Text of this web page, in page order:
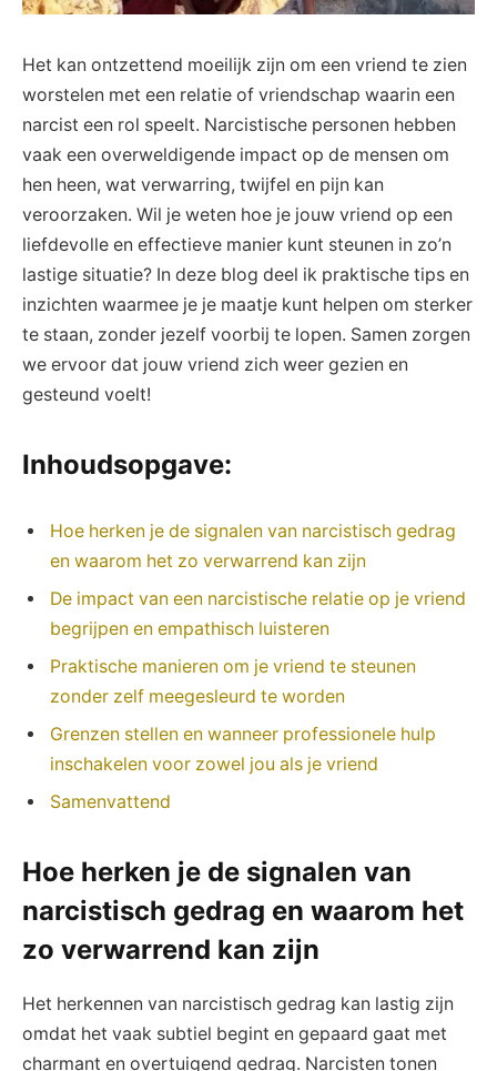
Het kan ontzettend moeilijk zijn om een vriend te zien
worstelen​ met een⁣ relatie of vriendschap waarin ⁤een
narcist een rol speelt. Narcistische personen ⁤hebben
⁢vaak een ‍overweldigende impact op de mensen​ om
hen heen, ⁣wat verwarring, twijfel en ‌pijn kan
veroorzaken.‌ Wil je weten hoe ⁤je jouw ⁢vriend⁤ op ⁣een
liefdevolle en⁢ effectieve manier kunt steunen in zo’n
lastige situatie? In ⁤deze blog ⁢deel ik⁤ praktische tips en
inzichten waarmee je⁢ je maatje ‍kunt helpen om ​sterker
⁤te‍ staan, zonder jezelf voorbij te ⁤lopen.‍ Samen‌ zorgen
⁤we ⁢ervoor⁤ dat jouw vriend zich weer gezien⁤ en
gesteund voelt!
Inhoudsopgave:
Hoe herken je de ⁢signalen van narcistisch gedrag
en​ waarom het zo verwarrend⁣ kan ‍zijn
De⁣ impact van een narcistische ⁢relatie op je vriend
begrijpen en empathisch luisteren
Praktische ‍manieren om je vriend te⁤ steunen
zonder zelf meegesleurd te⁣ worden
Grenzen stellen en wanneer professionele hulp
inschakelen voor zowel ⁣jou⁤ als ‌je vriend
Samenvattend
Hoe herken je⁢ de ⁢signalen van
narcistisch⁣ gedrag en ‍waarom het
zo verwarrend kan zijn
Het‌ herkennen van narcistisch gedrag kan ​lastig zijn​
omdat het vaak⁢ subtiel ⁣begint en‍ gepaard gaat met
charmant ​en overtuigend gedrag. ⁣Narcisten ‍tonen